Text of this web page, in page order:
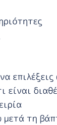
είναι
τη